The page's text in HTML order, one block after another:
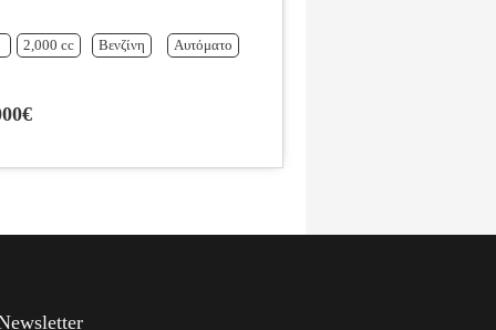
2,000 cc Βενζίνη Αυτόματο